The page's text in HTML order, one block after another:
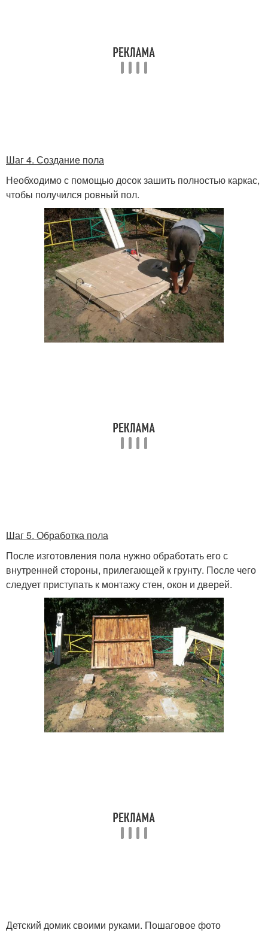
Шаг 4. Создание пола
Необходимо с помощью досок зашить полностью каркас,
чтобы получился ровный пол.
Шаг 5. Обработка пола
После изготовления пола нужно обработать его с
внутренней стороны, прилегающей к грунту. После чего
следует приступать к монтажу стен, окон и дверей.
Детский домик своими руками. Пошаговое фото